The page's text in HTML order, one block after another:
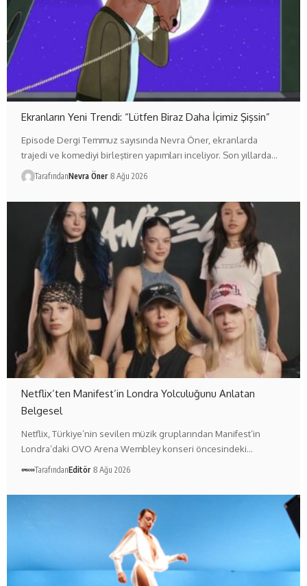
Ekranların Yeni Trendi: “Lütfen Biraz Daha İçimiz Şişsin”
Episode Dergi Temmuz sayısında Nevra Öner, ekranlarda
trajedi ve komediyi birleştiren yapımları inceliyor. Son yıllarda…
TarafındanNevra Öner 8 Ağu 2026
Netflix’ten Manifest’in Londra Yolculuğunu Anlatan
Belgesel
Netflix, Türkiye’nin sevilen müzik gruplarından Manifest’in
Londra’daki OVO Arena Wembley konseri öncesindeki…
TarafındanEditör 8 Ağu 2026